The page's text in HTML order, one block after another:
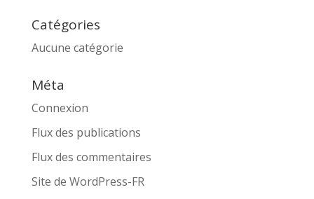
Catégories
Aucune catégorie
Méta
Connexion
Flux des publications
Flux des commentaires
Site de WordPress-FR